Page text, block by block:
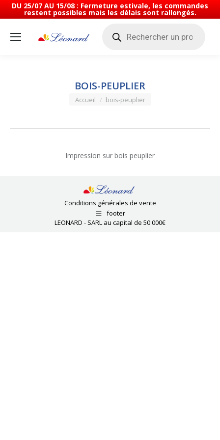
DU 25/07 AU 15/08 : Fermeture estivale, les commandes
restent possibles mais les délais sont rallongés.
produits
BOIS-PEUPLIER
Vous êtes ici :
Accueil bois-peuplier
Impression sur bois peuplier
Conditions générales de vente
footer
LEONARD - SARL au capital de 50 000€